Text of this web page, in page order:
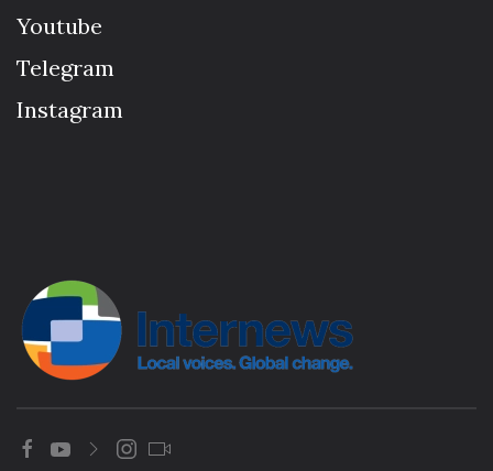
Youtube
Telegram
Instagram